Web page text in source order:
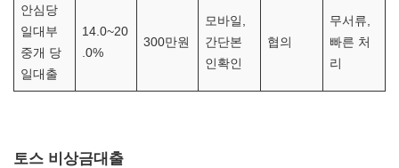
안심당
일대부
중개 당
일대출
14.0~20
.0%
300만원
모바일,
간단본
인확인
협의
무서류,
빠른 처
리
토스 비상금대출